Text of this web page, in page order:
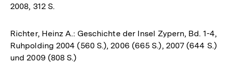
2008, 312 S.
Richter, Heinz A.: Geschichte der Insel Zypern, Bd. 1-4,
Ruhpolding 2004 (560 S.), 2006 (665 S.), 2007 (644 S.)
und 2009 (808 S.)